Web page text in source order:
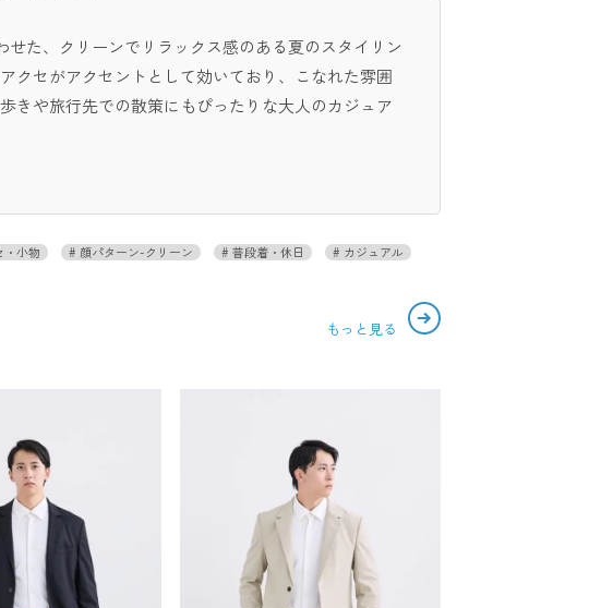
た、クリーンでリラックス感のある夏のスタイリン
クセがアクセントとして効いており、こなれた雰囲
きや旅行先での散策にもぴったりな大人のカジュア
・小物 顔パターン-クリーン 普段着・休日 カジュアル
もっと見る